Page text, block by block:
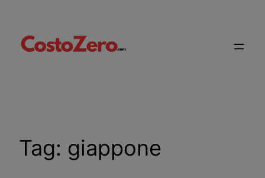
contenuto
Tag: giappone